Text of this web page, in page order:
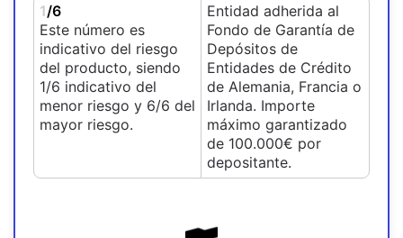
1/6
Este número es
indicativo del riesgo
del producto, siendo
1/6 indicativo del
menor riesgo y 6/6 del
mayor riesgo.
Entidad adherida al
Fondo de Garantía de
Depósitos de
Entidades de Crédito
de Alemania, Francia o
Irlanda. Importe
máximo garantizado
de 100.000€ por
depositante.